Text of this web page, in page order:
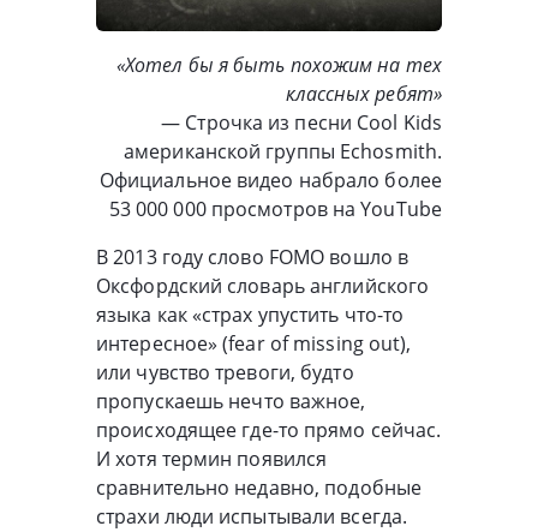
«Хотел бы я быть похожим на тех
классных ребят»
— Cтрочка из песни Cool Kids
американской группы Echosmith.
Официальное видео набрало более
53 000 000 просмотров на YouTube
В 2013 году слово FOMO вошло в
Оксфордский словарь английского
языка как «cтрах упустить что-то
интересное» (fear of missing out),
или чувство тревоги, будто
пропускаешь нечто важное,
происходящее где-то прямо сейчас.
И хотя термин появился
сравнительно недавно, подобные
страхи люди испытывали всегда.